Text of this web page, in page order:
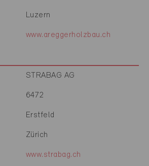
Luzern
www.areggerholzbau.ch
STRABAG AG
6472
Erstfeld
Zürich
www.strabag.ch